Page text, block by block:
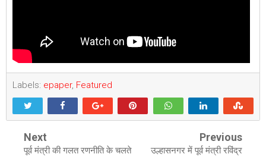
Labels: epaper, Featured
Next
पूर्व मंत्री की गलत रणनीति के चलते
Previous
उल्हासनगर में पूर्व मंत्री रविंद्र